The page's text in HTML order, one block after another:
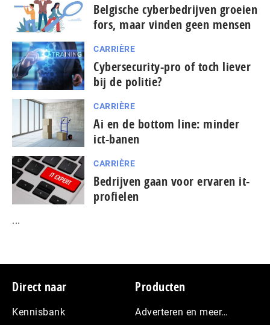
Belgische cyberbedrijven groeien
fors, maar vinden geen mensen
CARRIÈRE
Cybersecurity-pro of toch liever
bij de politie?
CARRIÈRE
Ai en de bottom line: minder
ict-banen
CARRIÈRE
Bedrijven gaan voor ervaren it-
profielen
...
Footer
Direct naar
Kennisbank
Producten
Adverteren en meer…